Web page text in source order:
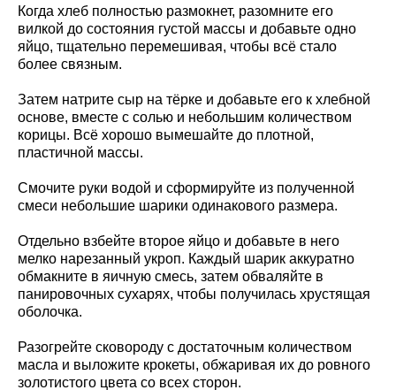
Когда хлеб полностью размокнет, разомните его
вилкой до состояния густой массы и добавьте одно
яйцо, тщательно перемешивая, чтобы всё стало
более связным.
Затем натрите сыр на тёрке и добавьте его к хлебной
основе, вместе с солью и небольшим количеством
корицы. Всё хорошо вымешайте до плотной,
пластичной массы.
Смочите руки водой и сформируйте из полученной
смеси небольшие шарики одинакового размера.
Отдельно взбейте второе яйцо и добавьте в него
мелко нарезанный укроп. Каждый шарик аккуратно
обмакните в яичную смесь, затем обваляйте в
панировочных сухарях, чтобы получилась хрустящая
оболочка.
Разогрейте сковороду с достаточным количеством
масла и выложите крокеты, обжаривая их до ровного
золотистого цвета со всех сторон.